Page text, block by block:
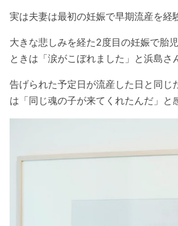
実は夫妻は最初の妊娠で早期流産を経
大きな悲しみを経た2度目の妊娠で胎
ときは「涙がこぼれました」と浜島さ
告げられた予定日が流産した日と同じ
は「同じ魂の子が来てくれたんだ」と